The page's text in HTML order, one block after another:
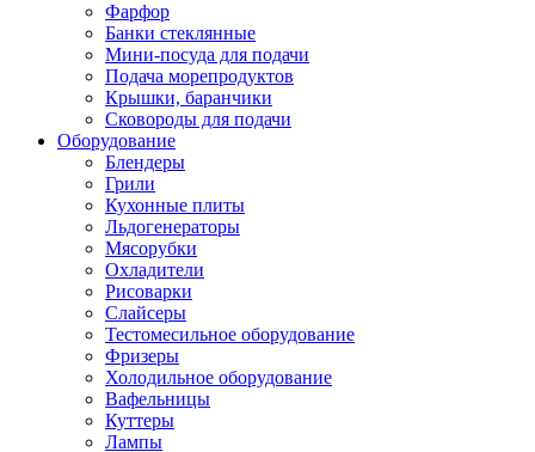
Фарфор
Банки стеклянные
Мини-посуда для подачи
Подача морепродуктов
Крышки, баранчики
Сковороды для подачи
Оборудование
Блендеры
Грили
Кухонные плиты
Льдогенераторы
Мясорубки
Охладители
Рисоварки
Слайсеры
Тестомесильное оборудование
Фризеры
Холодильное оборудование
Вафельницы
Куттеры
Лампы